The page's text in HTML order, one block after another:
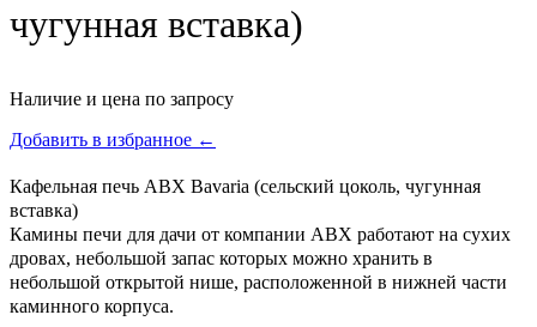
чугунная вставка)
Наличие и цена по запросу
Добавить в избранное ←
Кафельная печь ABX Bavaria (сельский цоколь, чугунная
вставка)
Камины печи для дачи от компании АВХ работают на сухих
дровах, небольшой запас которых можно хранить в
небольшой открытой нише, расположенной в нижней части
каминного корпуса.